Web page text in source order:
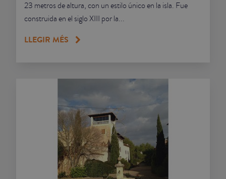
23 metros de altura, con un estilo único en la isla. Fue
construida en el siglo XIII por la...
LLEGIR MÉS